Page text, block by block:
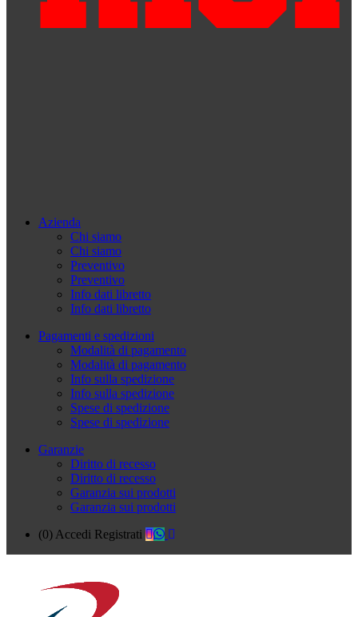
Azienda
Chi siamo
Chi siamo
Preventivo
Preventivo
Info dati libretto
Info dati libretto
Pagamenti e spedizioni
Modalità di pagamento
Modalità di pagamento
Info sulla spedizione
Info sulla spedizione
Spese di spedizione
Spese di spedizione
Garanzie
Diritto di recesso
Diritto di recesso
Garanzia sui prodotti
Garanzia sui prodotti
(0) Accedi Registrati